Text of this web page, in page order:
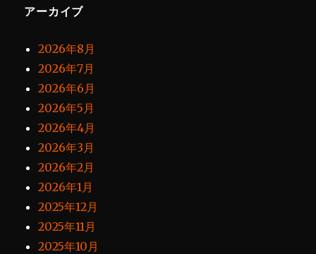
アーカイブ
2026年8月
2026年7月
2026年6月
2026年5月
2026年4月
2026年3月
2026年2月
2026年1月
2025年12月
2025年11月
2025年10月